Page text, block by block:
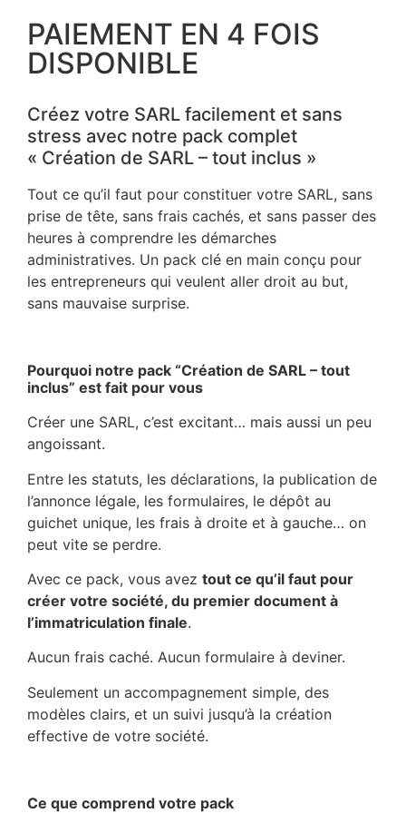
PAIEMENT EN 4 FOIS
DISPONIBLE
Créez votre SARL facilement et sans
stress avec notre pack complet
« Création de SARL – tout inclus »
Tout ce qu’il faut pour constituer votre SARL, sans
prise de tête, sans frais cachés, et sans passer des
heures à comprendre les démarches
administratives. Un pack clé en main conçu pour
les entrepreneurs qui veulent aller droit au but,
sans mauvaise surprise.
Pourquoi notre pack “Création de SARL – tout
inclus” est fait pour vous
Créer une SARL, c’est excitant… mais aussi un peu
angoissant.
Entre les statuts, les déclarations, la publication de
l’annonce légale, les formulaires, le dépôt au
guichet unique, les frais à droite et à gauche… on
peut vite se perdre.
Avec ce pack, vous avez tout ce qu’il faut pour
créer votre société, du premier document à
l’immatriculation finale.
Aucun frais caché. Aucun formulaire à deviner.
Seulement un accompagnement simple, des
modèles clairs, et un suivi jusqu’à la création
effective de votre société.
Ce que comprend votre pack